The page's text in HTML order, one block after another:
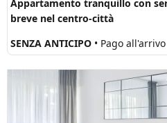
Appartamento tranquillo con
breve nel centro-città
SENZA ANTICIPO • Pago all'arrivo